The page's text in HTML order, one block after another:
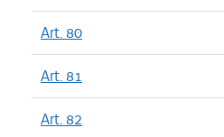
Art. 80
Art. 81
Art. 82